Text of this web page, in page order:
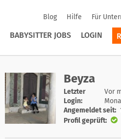
Blog Hilfe Für
BABYSITTER JOBS LOGIN
Beyza
Letzter
Login:
Vor
Angemeldet seit:
Profil geprüft: